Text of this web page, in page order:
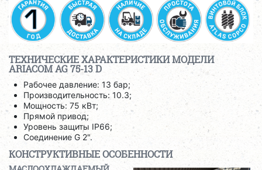
ТЕХНИЧЕСКИЕ ХАРАКТЕРИСТИКИ МОДЕЛИ
ARIACOM AG 75-13 D
Рабочее давление: 13 бар;
Производительность: 10.3;
Мощность: 75 кВт;
Прямой привод;
Уровень защиты IP66;
Соединение G 2".
КОНСТРУКТИВНЫЕ ОСОБЕННОСТИ